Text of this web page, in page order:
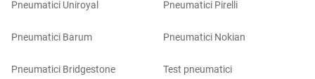
Pneumatici Uniroyal
Pneumatici Barum
Pneumatici Bridgestone
Pneumatici Pirelli
Pneumatici Nokian
Test pneumatici